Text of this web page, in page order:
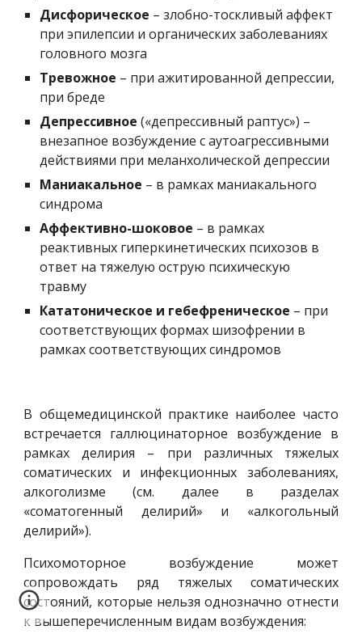
Дисфорическое – злобно-тоскливый аффект
при эпилепсии и органических заболеваниях
головного мозга
Тревожное – при ажитированной депрессии,
при бреде
Депрессивное («депрессивный раптус») –
внезапное возбуждение с аутоагрессивными
действиями при меланхолической депрессии
Маниакальное – в рамках маниакального
синдрома
Аффективно-шоковое – в рамках
реактивных гиперкинетических психозов в
ответ на тяжелую острую психическую
травму
Кататоническое и гебефреническое – при
соответствующих формах шизофрении в
рамках соответствующих синдромов
В общемедицинской практике наиболее часто
встречается галлюцинаторное возбуждение в
рамках делирия – при различных тяжелых
соматических и инфекционных заболеваниях,
алкоголизме (см. далее в разделах
«соматогенный делирий» и «алкогольный
делирий»).
Психомоторное возбуждение может
сопровождать ряд тяжелых соматических
состояний, которые нельзя однозначно отнести
к вышеперечисленным видам возбуждения: